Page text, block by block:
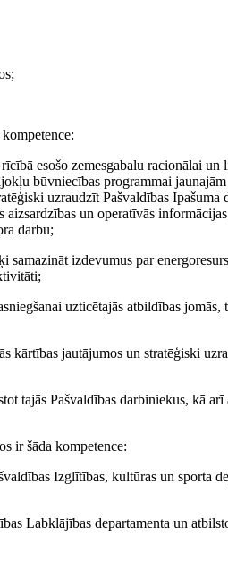
esošo zemesgabalu racionālai un
būvniecības programmai
uzraudzīt Pašvaldības Īpašuma
un operatīvās
darbu;
samazināt izdevumus par
uzticētajās atbildības jomās,
kārtības jautājumos un stratēģiski
tajās Pašvaldības darbiniekus, kā arī
ir šāda kompetence:
Izglītības, kultūras un sporta
Labklājības departamenta un